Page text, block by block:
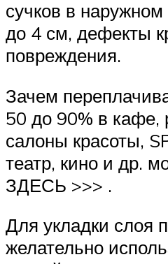
сучков в
до 4 см, дефекты
повреждения.
Зачем
50 до 90% в кафе,
салоны красоты,
театр, кино и др.
ЗДЕСЬ >>> .
Для укладки слоя
желательно